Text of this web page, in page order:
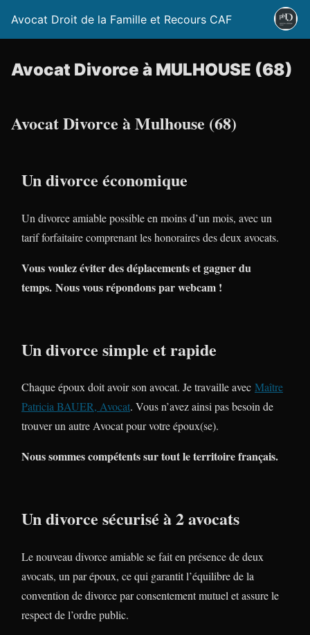
Avocat Droit de la Famille et Recours CAF
Avocat Divorce à MULHOUSE (68)
Avocat Divorce à Mulhouse (68)
Un divorce économique
Un divorce amiable possible en moins d’un mois, avec un
tarif forfaitaire comprenant les honoraires des deux avocats.
Vous voulez éviter des déplacements et gagner du
temps. Nous vous répondons par webcam !
Un divorce simple et rapide
Chaque époux doit avoir son avocat. Je travaille avec Maître
Patricia BAUER, Avocat. Vous n’avez ainsi pas besoin de
trouver un autre Avocat pour votre époux(se).
Nous sommes compétents sur tout le territoire français.
Un divorce sécurisé à 2 avocats
Le nouveau divorce amiable se fait en présence de deux
avocats, un par époux, ce qui garantit l’équilibre de la
convention de divorce par consentement mutuel et assure le
respect de l’ordre public.